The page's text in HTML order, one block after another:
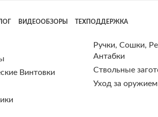
ВИДЕООБЗОРЫ ТЕХПОДДЕРЖКА
Винтовки
Ручки, Сошки,
Антабки
Ствольные
Уход за оружием